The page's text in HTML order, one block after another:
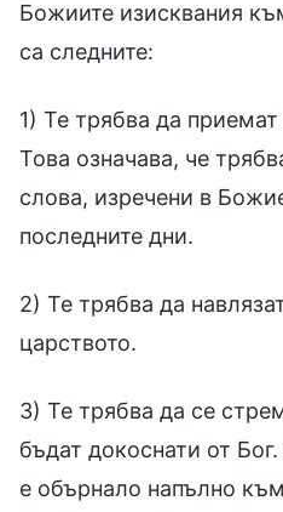
Божиите изисквания
са следните:
1) Те трябва да
Това означава, че
слова, изречени в
последните дни.
2) Те трябва да
царството.
3) Те трябва да се
бъдат докоснати от
е обърнало напълно